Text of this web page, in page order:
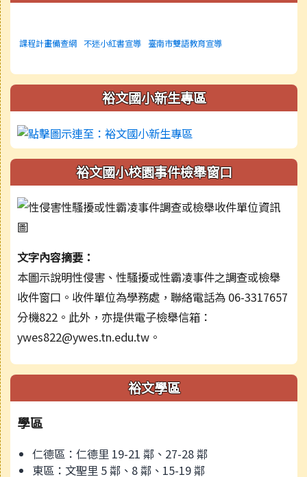
課程計畫備查網 不迷小紅書宣導 臺南市雙語教育宣導
裕文國小新生專區
裕文國小校園事件檢舉窗口
文字內容摘要：
本圖示說明性侵害、性騷擾或性霸凌事件之調查或檢舉
收件窗口。收件單位為學務處，聯絡電話為 06-3317657
分機822。此外，亦提供電子檢舉信箱：
ywes822@ywes.tn.edu.tw。
裕文學區
學區
仁德區：仁德里 19-21 鄰、27-28 鄰
東區：文聖里 5 鄰、8 鄰、15-19 鄰